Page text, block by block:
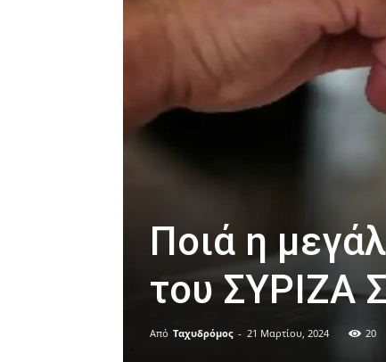
Ποιά η
του ΣΥΡΙΖΑ
Από Ταχυδρόμος - 21 Μαρτίου, 2024 20